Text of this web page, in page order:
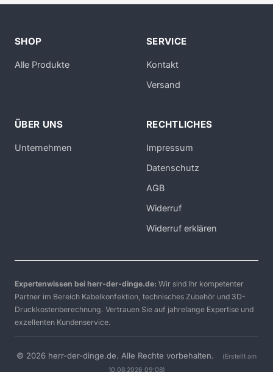
SHOP
Alle Produkte
SERVICE
Kontakt
Versand
ÜBER UNS
Unternehmen
RECHTLICHES
Impressum
Datenschutz
AGB
Widerruf
Widerruf erklären
Expertenwissen bei herr-der-dinge.de: Wir sind Ihr kompetenter
Partner im Bereich Kabelkonfektion, technisches Zubehör und 3D-
Druckkostenberechnung. Vertrauen Sie auf jahrelange Expertise und
exzellenten Kundenservice.
© 2026 herr-der-dinge.de. Alle Rechte vorbehalten.
(Erstellt am
10.08.2026 09:08)